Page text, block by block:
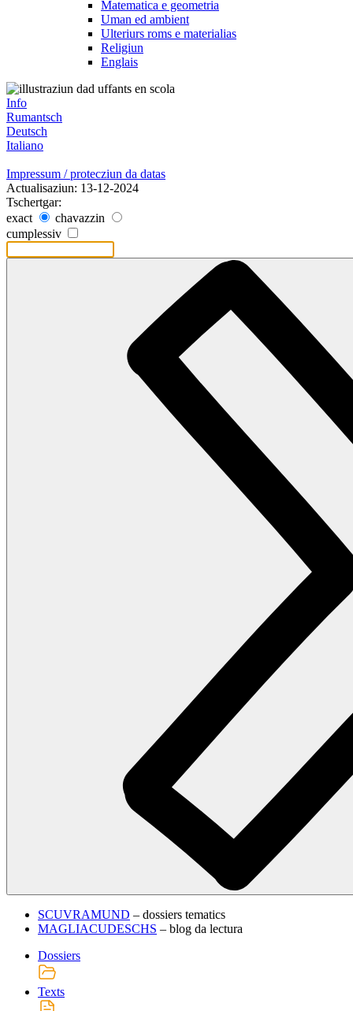
Matematica e geometria
Uman ed ambient
Ulteriurs roms e materialias
Religiun
Englais
Info
Rumantsch
Deutsch
Italiano
Impressum / protecziun da datas
Actualisaziun: 13-12-2024
Tschertgar:
exact
chavazzin
cumplessiv
SCUVRAMUND – dossiers tematics
MAGLIACUDESCHS – blog da lectura
Dossiers
Texts